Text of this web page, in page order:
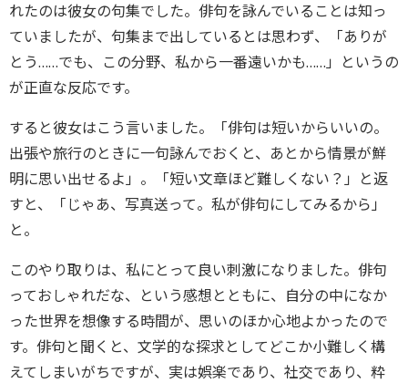
れたのは彼女の句集でした。俳句を詠んでいることは知っ
ていましたが、句集まで出しているとは思わず、「ありが
とう……でも、この分野、私から一番遠いかも……」というの
が正直な反応です。
すると彼女はこう言いました。「俳句は短いからいいの。
出張や旅行のときに一句詠んでおくと、あとから情景が鮮
明に思い出せるよ」。「短い文章ほど難しくない？」と返
すと、「じゃあ、写真送って。私が俳句にしてみるから」
と。
このやり取りは、私にとって良い刺激になりました。俳句
っておしゃれだな、という感想とともに、自分の中になか
った世界を想像する時間が、思いのほか心地よかったので
す。俳句と聞くと、文学的な探求としてどこか小難しく構
えてしまいがちですが、実は娯楽であり、社交であり、粋